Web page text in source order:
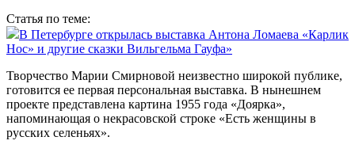
Статья по теме:
В Петербурге открылась выставка Антона Ломаева «Карлик
Нос» и другие сказки Вильгельма Гауфа»
Творчество Марии Смирновой неизвестно широкой публике,
готовится ее первая персональная выставка. В нынешнем
проекте представлена картина 1955 года «Доярка»,
напоминающая о некрасовской строке «Есть женщины в
русских селеньях».